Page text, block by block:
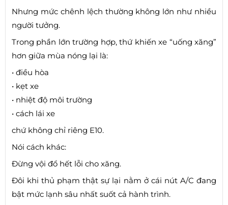
Nhưng mức chênh lệch thường không lớn như nhiều
người tưởng.
Trong phần lớn trường hợp, thứ khiến xe “uống xăng”
hơn giữa mùa nóng lại là:
• điều hòa
• kẹt xe
• nhiệt độ môi trường
• cách lái xe
chứ không chỉ riêng E10.
Nói cách khác:
Đừng vội đổ hết lỗi cho xăng.
Đôi khi thủ phạm thật sự lại nằm ở cái nút A/C đang
bật mức lạnh sâu nhất suốt cả hành trình.